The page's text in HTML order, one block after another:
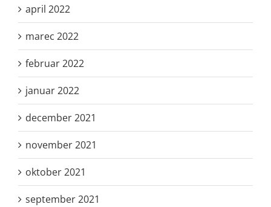
april 2022
marec 2022
februar 2022
januar 2022
december 2021
november 2021
oktober 2021
september 2021